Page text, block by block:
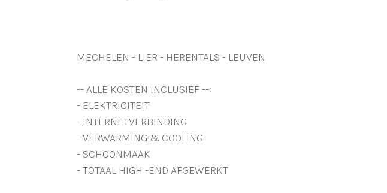
MECHELEN - LIER - HERENTALS - LEUVEN
-- ALLE KOSTEN INCLUSIEF --:
- ELEKTRICITEIT
- INTERNETVERBINDING
- VERWARMING & COOLING
- SCHOONMAAK
- TOTAAL HIGH -END AFGEWERKT